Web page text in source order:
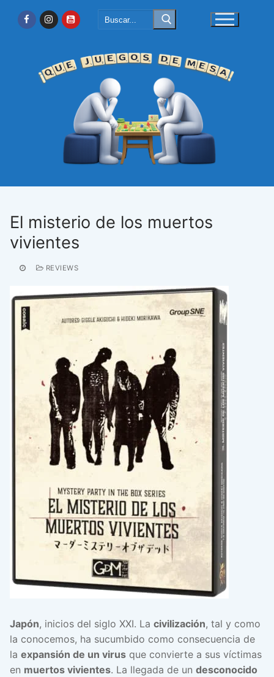
Buscar:
El misterio de los muertos
vivientes
REVIEWS
Japón, inicios del siglo XXI. La civilización, tal y como
la conocemos, ha sucumbido como consecuencia de
la expansión de un virus que convierte a sus víctimas
en muertos vivientes. La llegada de un desconocido